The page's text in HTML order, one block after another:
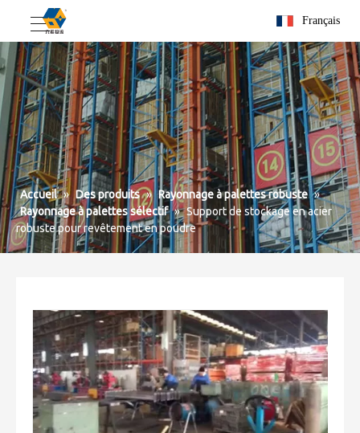
Français
Accueil » Des produits » Rayonnage à palettes robuste »
Rayonnage à palettes sélectif » Support de stockage en acier
robuste pour revêtement en poudre